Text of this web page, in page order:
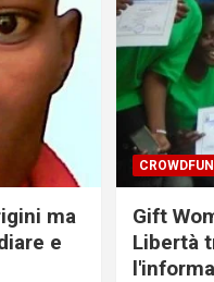
ma
e
Gift
Libertà